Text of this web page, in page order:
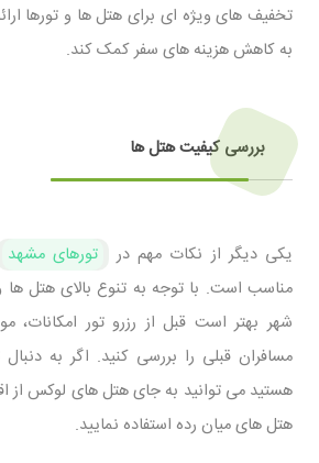
تخفیف ‌های ویژه ‌ای برای هتل ‌ها و تورها
به کاهش هزینه‌ های سفر کمک کند.
بررسی کیفیت هتل ‌ها
یکی دیگر از نکات مهم در تورهای مشهد
مناسب است. با توجه به تنوع بالای هتل‌ ها
شهر بهتر است قبل از رزرو تور امکانات،
مسافران قبلی را بررسی کنید. اگر به
هستید می ‌توانید به جای هتل ‌های لوکس از
هتل ‌های میان ‌رده استفاده نمایید.